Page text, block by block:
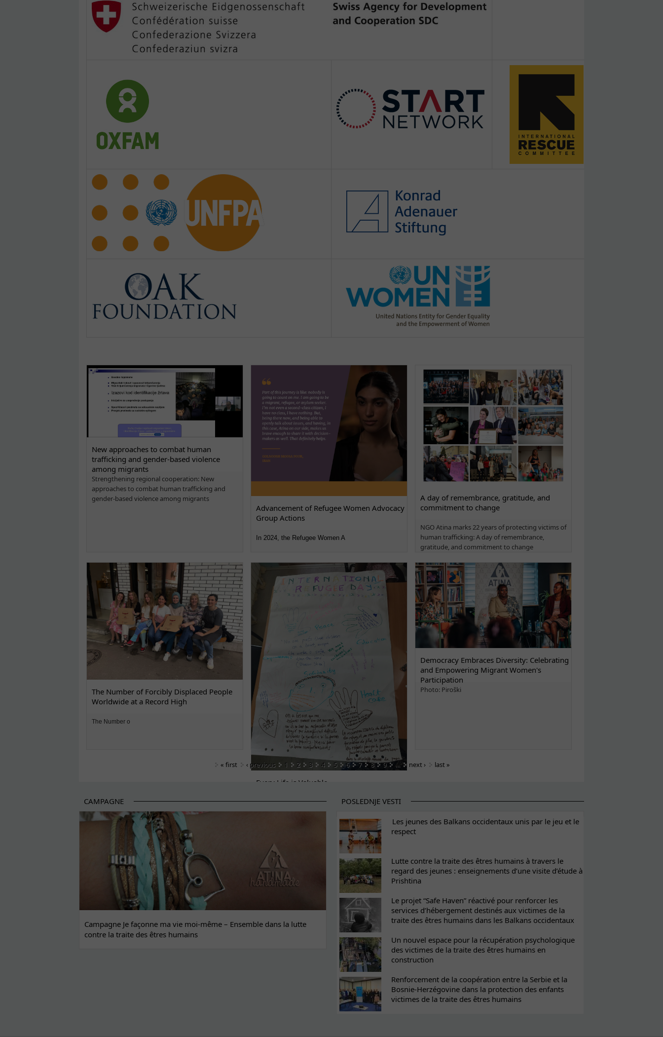
New approaches to combat human
trafficking and gender-based violence
among migrants
Strengthening regional cooperation: New
approaches to combat human trafficking and
gender-based violence among migrants
Advancement of Refugee Women Advocacy
Group Actions
In 2024, the Refugee Women A
A day of remembrance, gratitude, and
commitment to change
NGO Atina marks 22 years of protecting victims of
human trafficking: A day of remembrance,
gratitude, and commitment to change
The Number of Forcibly Displaced People
Worldwide at a Record High
The Number o
Every Life is Valuable
Every Life i
Democracy Embraces Diversity: Celebrating
and Empowering Migrant Women's
Participation
Photo: Piroški
Pages
« first ‹ previous 1 2 3 4 5 6 7 8 9 … next › last »
CAMPAGNE
Campagne Je façonne ma vie moi-même – Ensemble dans la lutte
contre la traite des êtres humains
POSLEDNJE VESTI
Les jeunes des Balkans occidentaux unis par le jeu et le
respect
Lutte contre la traite des êtres humains à travers le
regard des jeunes : enseignements d’une visite d’étude à
Prishtina
Le projet “Safe Haven” réactivé pour renforcer les
services d’hébergement destinés aux victimes de la
traite des êtres humains dans les Balkans occidentaux
Un nouvel espace pour la récupération psychologique
des victimes de la traite des êtres humains en
construction
Renforcement de la coopération entre la Serbie et la
Bosnie-Herzégovine dans la protection des enfants
victimes de la traite des êtres humains